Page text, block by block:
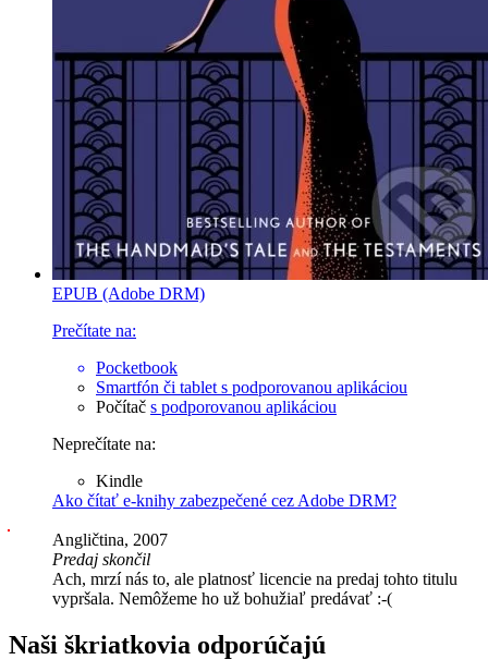
EPUB (Adobe DRM)
Prečítate na:
Pocketbook
Smartfón či tablet s podporovanou aplikáciou
Počítač s podporovanou aplikáciou
Neprečítate na:
Kindle
Ako čítať e-knihy zabezpečené cez Adobe DRM?
Angličtina, 2007
Predaj skončil
Ach, mrzí nás to, ale platnosť licencie na predaj tohto titulu
vypršala. Nemôžeme ho už bohužiaľ predávať :-(
Naši škriatkovia odporúčajú